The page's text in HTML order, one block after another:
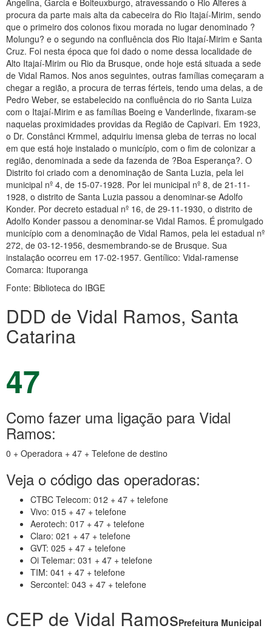
Angelina, Garcia e Boiteuxburgo, atravessando o Rio Alferes à
procura da parte mais alta da cabeceira do Rio Itajaí-Mirim, sendo
que o primeiro dos colonos fixou morada no lugar denominado ?
Molungu? e o segundo na confluência dos Rio Itajaí-Mirim e Santa
Cruz. Foi nesta época que foi dado o nome dessa localidade de
Alto Itajaí-Mirim ou Rio da Brusque, onde hoje está situada a sede
de Vidal Ramos. Nos anos seguintes, outras famílias começaram a
chegar a região, a procura de terras férteis, tendo uma delas, a de
Pedro Weber, se estabelecido na confluência do rio Santa Luiza
com o Itajaí-Mirim e as famílias Boeing e Vanderlinde, fixaram-se
naquelas proximidades providas da Região de Capivari. Em 1923,
o Dr. Constânci Krmmel, adquiriu imensa gleba de terras no local
em que está hoje instalado o município, com o fim de colonizar a
região, denominada a sede da fazenda de ?Boa Esperança?. O
Distrito foi criado com a denominação de Santa Luzia, pela lei
municipal nº 4, de 15-07-1928. Por lei municipal nº 8, de 21-11-
1928, o distrito de Santa Luzia passou a denominar-se Adolfo
Konder. Por decreto estadual nº 16, de 29-11-1930, o distrito de
Adolfo Konder passou a denominar-se Vidal Ramos. É promulgado
município com a denominação de Vidal Ramos, pela lei estadual nº
272, de 03-12-1956, desmembrando-se de Brusque. Sua
instalação ocorreu em 17-02-1957. Gentílico: Vidal-ramense
Comarca: Ituporanga
Fonte: Biblioteca do IBGE
DDD de Vidal Ramos, Santa
Catarina
47
Como fazer uma ligação para Vidal
Ramos:
0 + Operadora + 47 + Telefone de destino
Veja o código das operadoras:
CTBC Telecom: 012 + 47 + telefone
Vivo: 015 + 47 + telefone
Aerotech: 017 + 47 + telefone
Claro: 021 + 47 + telefone
GVT: 025 + 47 + telefone
Oi Telemar: 031 + 47 + telefone
TIM: 041 + 47 + telefone
Sercontel: 043 + 47 + telefone
CEP de Vidal RamosPrefeitura Municipal